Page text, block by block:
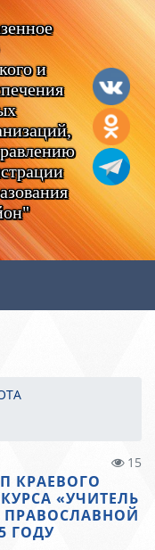
и
15
КРАЕВОГО
«УЧИТЕЛЬ
ГОДУ